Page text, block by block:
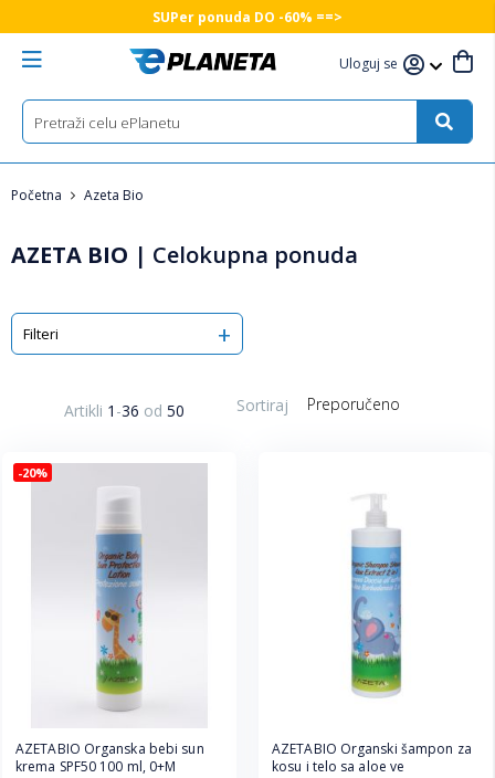
SUPer ponuda DO -60% ==>
Uloguj se
Početna Azeta Bio
AZETA BIO | Celokupna ponuda
Filteri
Artikli 1 -36 od 50 Sortiraj
-20%
AZETABIO Organska bebi sun
krema SPF50 100 ml, 0+M
AZETABIO Organski šampon za
kosu i telo sa aloe ve